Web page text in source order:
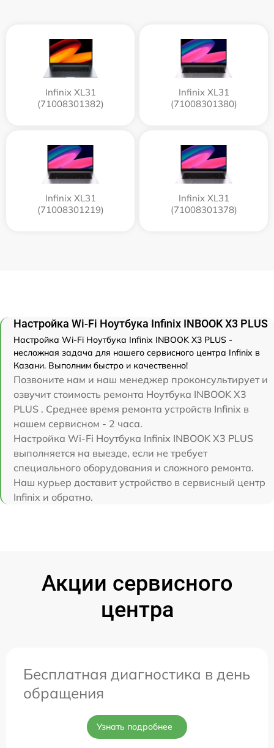
Infinix XL31
(71008301382)
Infinix XL31
(71008301380)
Infinix XL31
(71008301219)
Infinix XL31
(71008301378)
Настройка Wi-Fi Ноутбука Infinix INBOOK X3 PLUS
Настройка Wi-Fi Ноутбука Infinix INBOOK X3 PLUS -
несложная задача для нашего сервисного центра Infinix в
Казани. Выполним быстро и качественно!
Позвоните нам и наш менеджер проконсультирует и
озвучит стоимость ремонта Ноутбука INBOOK X3
PLUS . Среднее время ремонта устройств Infinix в
нашем сервисном - 2 часа.
Настройка Wi-Fi Ноутбука Infinix INBOOK X3 PLUS
выполняется на выезде, если не требует
специального оборудования и сложного ремонта.
Наш курьер доставит устройство в сервисный центр
Infinix и обратно.
Акции сервисного
центра
Бесплатная диагностика в день
обращения
Узнать подробнее